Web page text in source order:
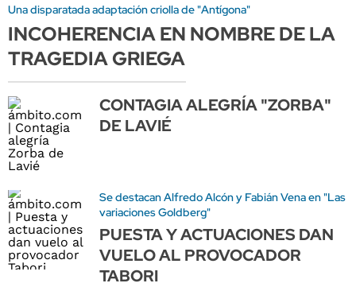
Una disparatada adaptación criolla de "Antígona"
INCOHERENCIA EN NOMBRE DE LA
TRAGEDIA GRIEGA
CONTAGIA ALEGRÍA "ZORBA"
DE LAVIÉ
Se destacan Alfredo Alcón y Fabián Vena en "Las
variaciones Goldberg"
PUESTA Y ACTUACIONES DAN
VUELO AL PROVOCADOR
TABORI